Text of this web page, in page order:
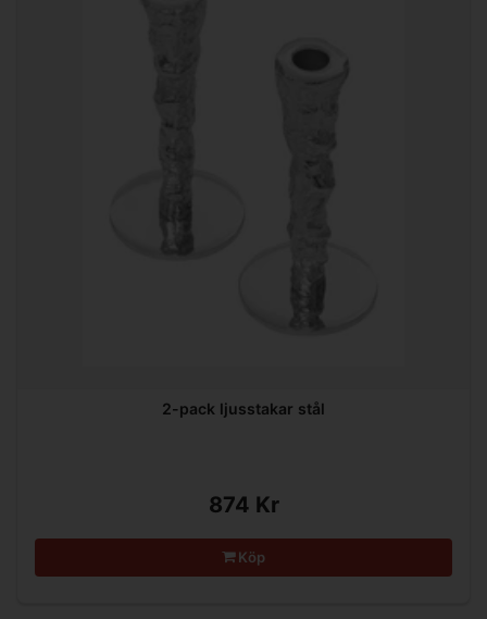
2-pack ljusstakar stål
874 Kr
Köp